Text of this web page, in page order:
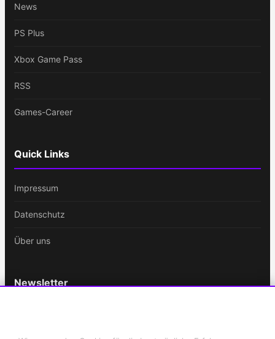
News
PS Plus
Xbox Game Pass
RSS
Games-Career
Quick Links
Impressum
Datenschutz
Über uns
Newsletter